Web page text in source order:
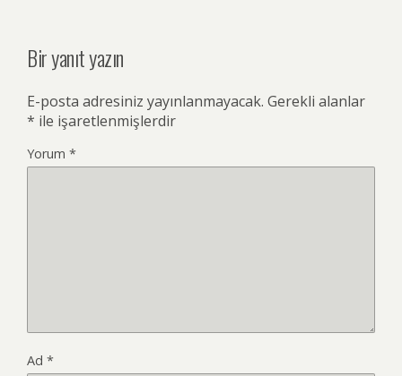
Bir yanıt yazın
E-posta adresiniz yayınlanmayacak. Gerekli alanlar
* ile işaretlenmişlerdir
Yorum *
Ad *